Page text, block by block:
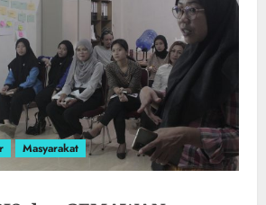
Masyarakat